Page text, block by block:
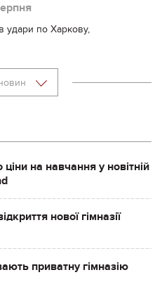
удари по Харкову,
на навчання у новітній
нової гімназії
приватну гімназію